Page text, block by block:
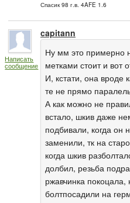
Спасик 98 г.в. 4AFE 1.6
Написать
сообщение
capitann
Ну мм это примерно
метками стоит и вот
И, кстати, она вроде
те не прямо
А как можно не
встало, шкив даже
подбивали, когда он
заменили, тк на
когда шкив
долбил, резьба
ржавчинка
болтпосадили на